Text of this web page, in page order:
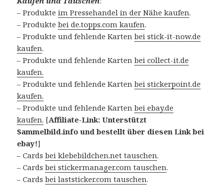
– Produkteim Pressehandel in der Nähe kaufen.
– Produktebei de.topps.com kaufen.
– Produkte und fehlende Kartenbei stick-it-now.de
kaufen.
– Produkte und fehlende Kartenbei collect-it.de
kaufen.
– Produkte und fehlende Kartenbei stickerpoint.de
kaufen.
– Produkte und fehlende Kartenbei ebay.de
kaufen. [Affiliate-Link: Unterstützt
Sammelbild.info und bestellt über diesen Link bei
ebay!]
– Cardsbei klebebildchen.net tauschen.
– Cardsbei stickermanager.com tauschen.
– Cardsbei laststicker.com tauschen.